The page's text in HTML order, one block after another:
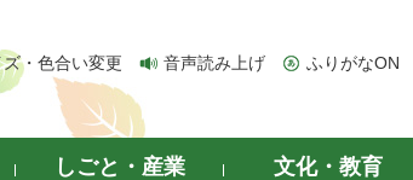
・色合い変更 音声読み上げ ふりがなON
しごと・産業 文化・教育